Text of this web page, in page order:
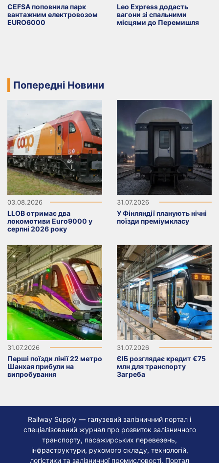
CEFSA поповнила парк
вантажним електровозом
EURO6000
Leo Express додасть
вагони зі спальними
місцями до Перемишля
Попередні Новини
03.08.2026
LLOB отримає два
локомотиви Euro9000 у
серпні 2026 року
31.07.2026
У Фінляндії планують нічні
поїзди преміумкласу
31.07.2026
Перші поїзди лінії 22 метро
Шанхая прибули на
випробування
31.07.2026
ЄІБ розглядає кредит €75
млн для транспорту
Загреба
Railway Supply — галузевий залізничний портал і
спеціалізований журнал про розвиток залізничного
транспорту, пасажирських перевезень,
інфраструктури, рухомого складу, технологій,
логістики та залізничної промисловості. Портал